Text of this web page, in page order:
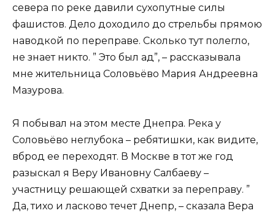
севера по реке давили сухопутные силы
фашистов. Дело доходило до стрельбы прямою
наводкой по переправе. Сколько тут полегло,
не знает никто. ” Это был ад”, – рассказывала
мне жительница Соловьёво Мария Андреевна
Мазурова.
Я побывал на этом месте Днепра. Река у
Соловьёво неглубока – ребятишки, как видите,
вброд ее переходят. В Москве в тот же год
разыскал я Веру Ивановну Салбаеву –
участницу решающей схватки за переправу. ”
Да, тихо и ласково течет Днепр, – сказала Вера